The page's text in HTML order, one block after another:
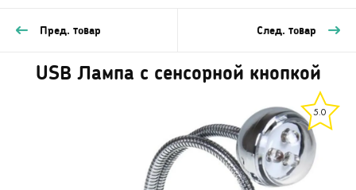
Пред. товар След. товар
USB Лампа с сенсорной кнопкой
5.0